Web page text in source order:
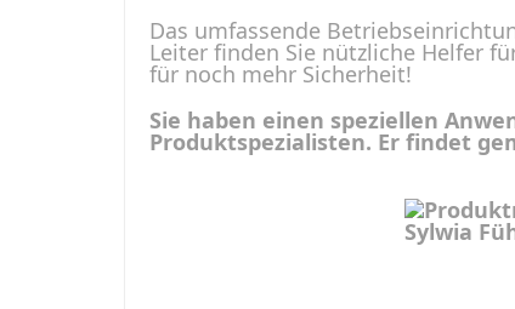
Das umfassende
Leiter finden Sie nützliche Helfer
für noch mehr Sicherheit!
Sie haben einen speziellen
Produktspezialisten. Er findet